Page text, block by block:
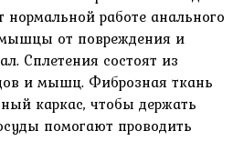
работе анального
от повреждения и
Сплетения состоят из
и мышц. Фиброзная ткань
каркас, чтобы держать
помогают проводить